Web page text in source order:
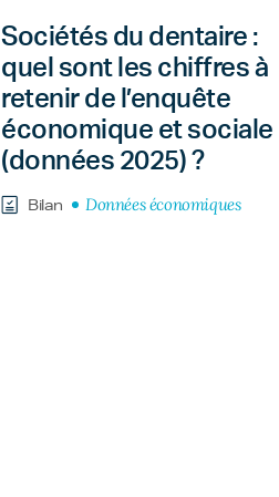
Sociétés du dentaire :
quel sont les chiffres à
retenir de l’enquête
économique et sociale
(données 2025) ?
Bilan Données économiques